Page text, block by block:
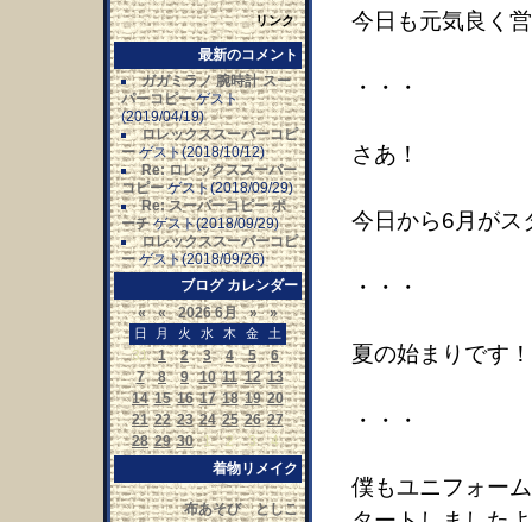
リンク
最新のコメント
ガガミラノ 腕時計 スー
パーコピー ゲスト
(2019/04/19)
ロレックススーパーコピ
ー ゲスト(2018/10/12)
Re: ロレックススーパー
コピー ゲスト(2018/09/29)
Re: スーパーコピー ポ
ーチ ゲスト(2018/09/29)
ロレックススーパーコピ
ー ゲスト(2018/09/26)
ブログ カレンダー
«
« 2026 6月 » »
日 月 火 水 木 金 土
31 1 2 3 4 5
6
7
8 9 10 11 12 13
14 15 16 17 18 19 20
21 22 23 24 25 26 27
28 29 30 1 2 3
4
着物リメイク
布あそび としこ
今日も元気良く
・・・
さあ！
今日から6月がス
・・・
夏の始まりです！
・・・
僕もユニフォー